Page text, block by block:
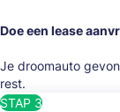
Doe een lease
Je droomauto
rest.
STAP 3